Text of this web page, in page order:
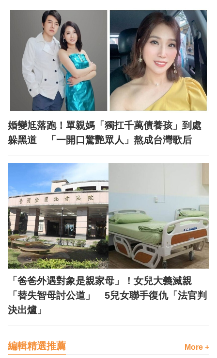
婚變尪落跑！單親媽「獨扛千萬債養孩」到處
躲黑道 「一開口驚艷眾人」熬成台灣歌后
「爸爸外遇對象是親家母」！女兒大義滅親
「替失智母討公道」 5兒女聯手復仇「法官判
決出爐」
編輯精選推薦 More +